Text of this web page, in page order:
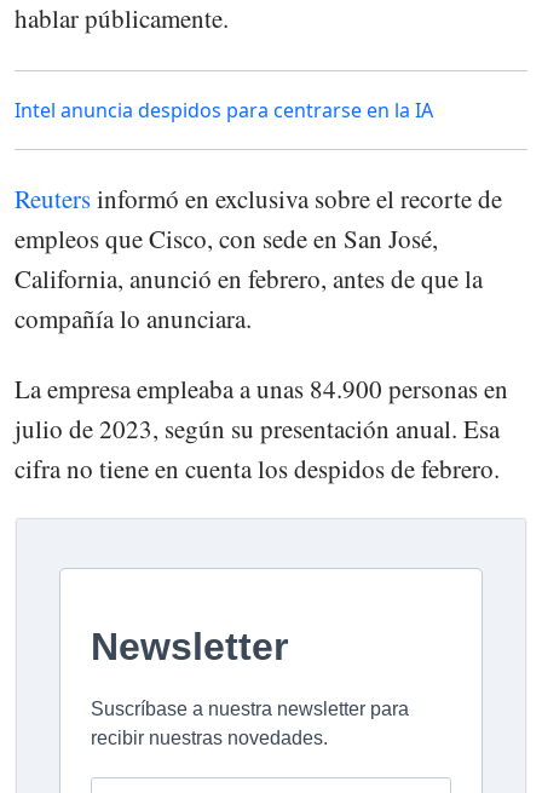
hablar públicamente.
Intel anuncia despidos para centrarse en la IA
Reutersinformó en exclusiva sobre el recorte de
empleos que Cisco, con sede en San José,
California, anunció en febrero, antes de que la
compañía lo anunciara.
La empresa empleaba a unas 84.900 personas en
julio de 2023, según su presentación anual. Esa
cifra no tiene en cuenta los despidos de febrero.